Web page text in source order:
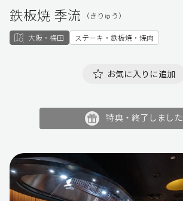
鉄板焼 季流 （きりゅう）
大阪・梅田 ステーキ・鉄板焼・焼肉
お気に入りに追加
特典・終了しました